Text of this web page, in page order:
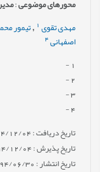
محورهای موضوعی:
مهدی تقوی , تیمور
اصفهانی 4
-
2
-
3
-
4
-
تاریخ دریافت : 1394/12/04
تاریخ پذیرش : 1394/12/04
تاریخ انتشار : 1394/06/30